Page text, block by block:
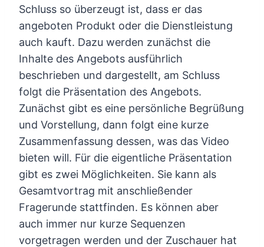
Schluss so überzeugt ist, dass er das
angeboten Produkt oder die Dienstleistung
auch kauft. Dazu werden zunächst die
Inhalte des Angebots ausführlich
beschrieben und dargestellt, am Schluss
folgt die Präsentation des Angebots.
Zunächst gibt es eine persönliche Begrüßung
und Vorstellung, dann folgt eine kurze
Zusammenfassung dessen, was das Video
bieten will. Für die eigentliche Präsentation
gibt es zwei Möglichkeiten. Sie kann als
Gesamtvortrag mit anschließender
Fragerunde stattfinden. Es können aber
auch immer nur kurze Sequenzen
vorgetragen werden und der Zuschauer hat